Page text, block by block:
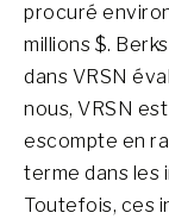
procuré
millions $.
dans VRSN
nous, VRSN
escompte en
terme dans les
Toutefois, ces